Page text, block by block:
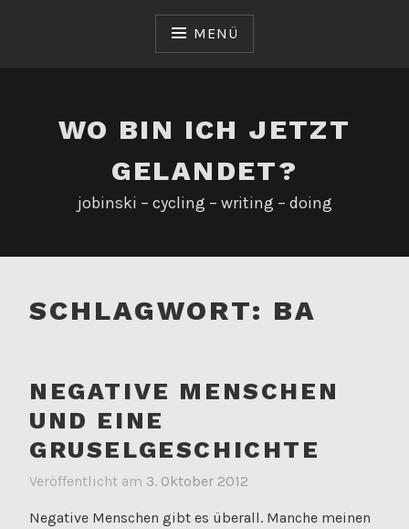
MENÜ
WO BIN ICH JETZT
GELANDET?
jobinski – cycling – writing – doing
SCHLAGWORT: BA
NEGATIVE MENSCHEN
UND EINE
GRUSELGESCHICHTE
Veröffentlicht am 3. Oktober 2012
Negative Menschen gibt es überall. Manche meinen